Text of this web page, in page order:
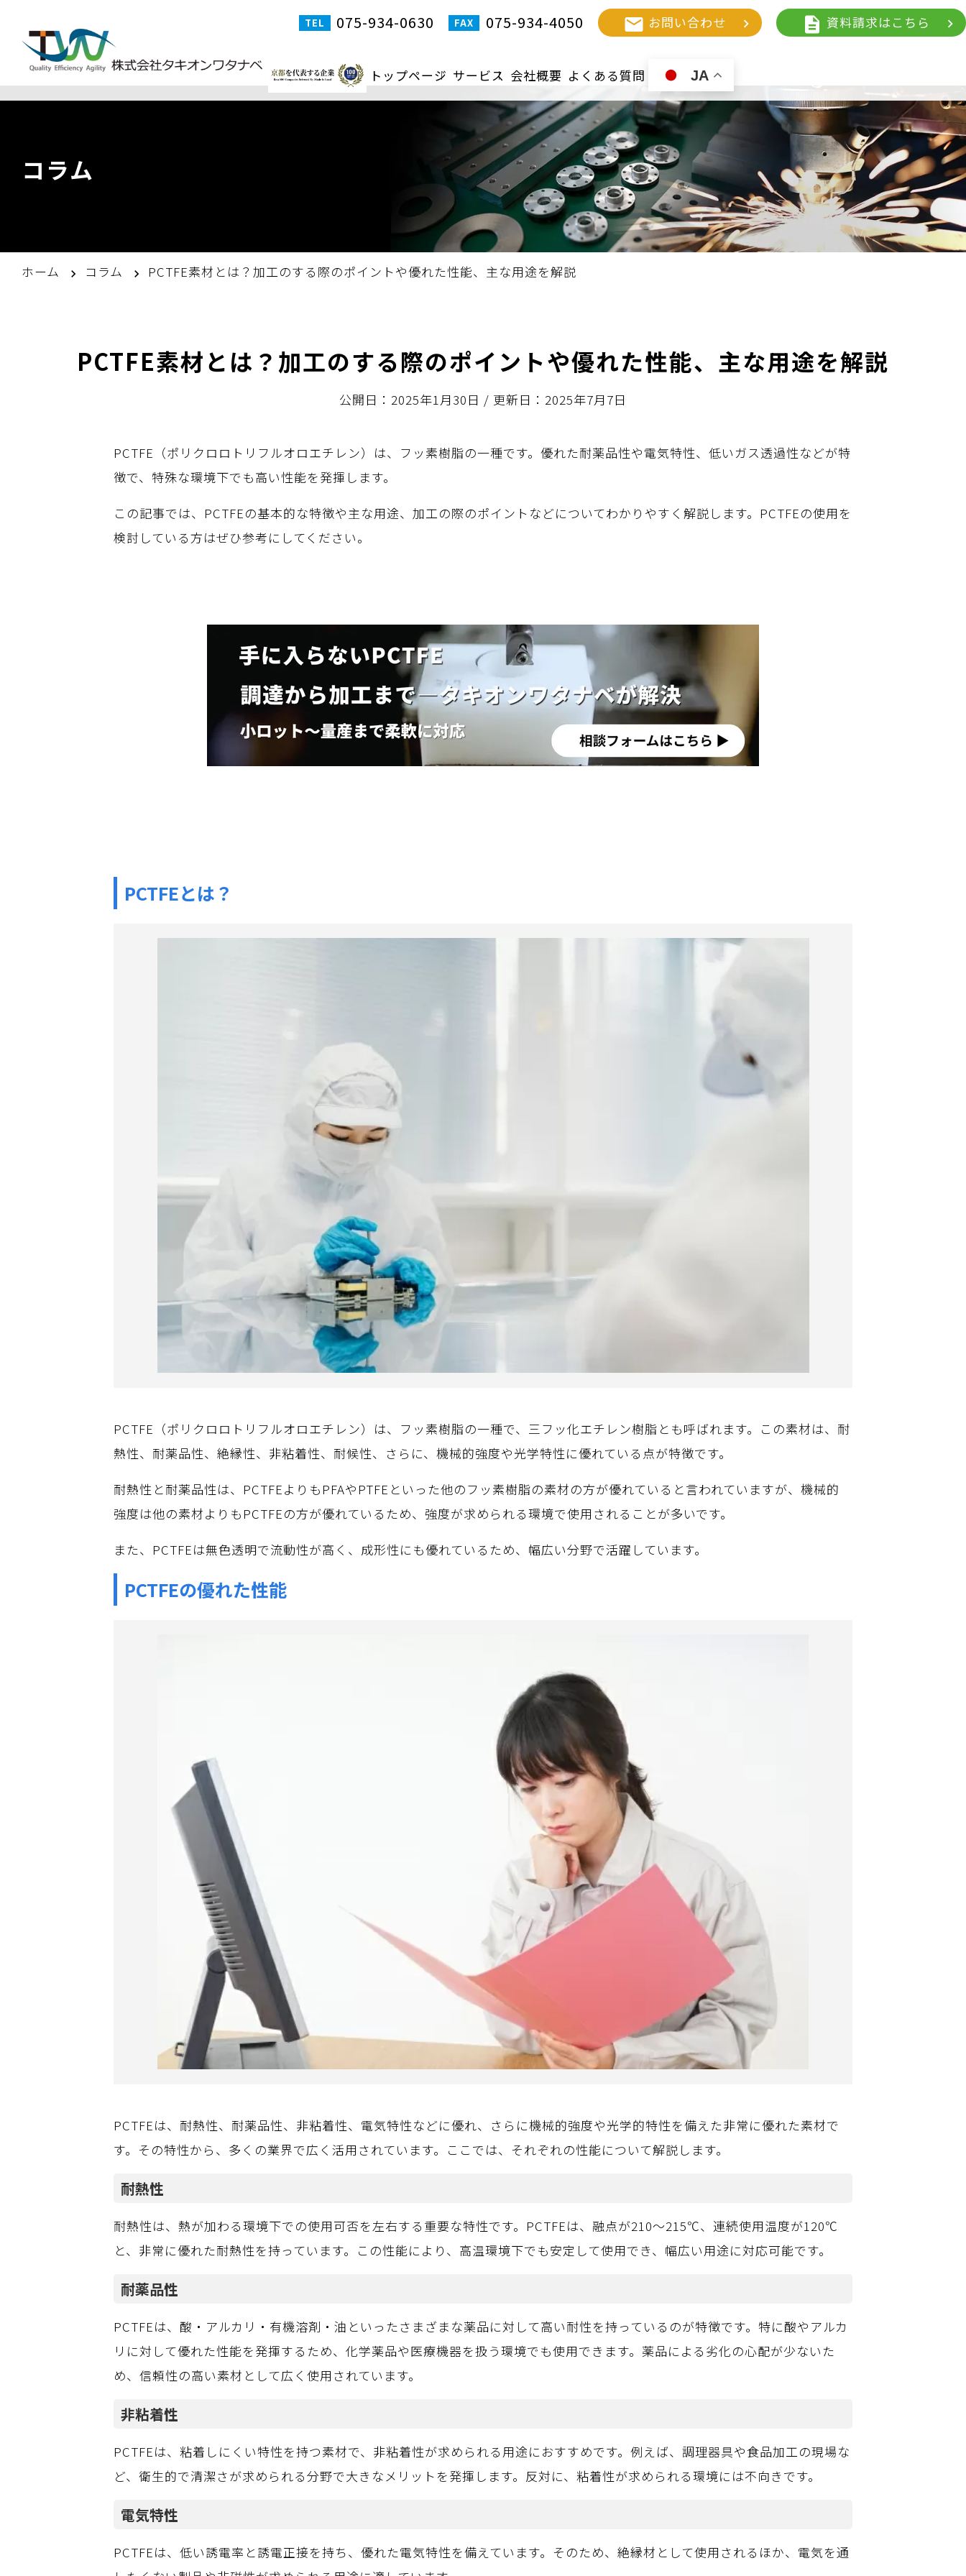
075-934-0630 075-934-4050 お問い合わせ 資料請求はこちら
トップページ サービス 会社概要 よくある質問 JA
コラム
ホーム コラム PCTFE素材とは？加工のする際のポイントや優れた性能、主な用途を解説
PCTFE素材とは？加工のする際のポイントや優れた性能、主な用途を解説
公開日：2025年1月30日 / 更新日：2025年7月7日
PCTFE（ポリクロロトリフルオロエチレン）は、フッ素樹脂の一種です。優れた耐薬品性や電気特性、低いガス透過性などが特
徴で、特殊な環境下でも高い性能を発揮します。
この記事では、PCTFEの基本的な特徴や主な用途、加工の際のポイントなどについてわかりやすく解説します。PCTFEの使用を
検討している方はぜひ参考にしてください。
PCTFEとは？
PCTFE（ポリクロロトリフルオロエチレン）は、フッ素樹脂の一種で、三フッ化エチレン樹脂とも呼ばれます。この素材は、耐
熱性、耐薬品性、絶縁性、非粘着性、耐候性、さらに、機械的強度や光学特性に優れている点が特徴です。
耐熱性と耐薬品性は、PCTFEよりもPFAやPTFEといった他のフッ素樹脂の素材の方が優れていると言われていますが、機械的
強度は他の素材よりもPCTFEの方が優れているため、強度が求められる環境で使用されることが多いです。
また、PCTFEは無色透明で流動性が高く、成形性にも優れているため、幅広い分野で活躍しています。
PCTFEの優れた性能
PCTFEは、耐熱性、耐薬品性、非粘着性、電気特性などに優れ、さらに機械的強度や光学的特性を備えた非常に優れた素材で
す。その特性から、多くの業界で広く活用されています。ここでは、それぞれの性能について解説します。
耐熱性
耐熱性は、熱が加わる環境下での使用可否を左右する重要な特性です。PCTFEは、融点が210～215℃、連続使用温度が120℃
と、非常に優れた耐熱性を持っています。この性能により、高温環境下でも安定して使用でき、幅広い用途に対応可能です。
耐薬品性
PCTFEは、酸・アルカリ・有機溶剤・油といったさまざまな薬品に対して高い耐性を持っているのが特徴です。特に酸やアルカ
リに対して優れた性能を発揮するため、化学薬品や医療機器を扱う環境でも使用できます。薬品による劣化の心配が少ないた
め、信頼性の高い素材として広く使用されています。
非粘着性
PCTFEは、粘着しにくい特性を持つ素材で、非粘着性が求められる用途におすすめです。例えば、調理器具や食品加工の現場な
ど、衛生的で清潔さが求められる分野で大きなメリットを発揮します。反対に、粘着性が求められる環境には不向きです。
電気特性
PCTFEは、低い誘電率と誘電正接を持ち、優れた電気特性を備えています。そのため、絶縁材として使用されるほか、電気を通